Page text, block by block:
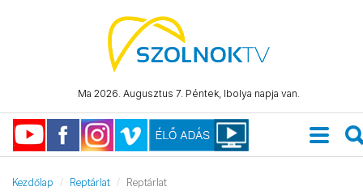
Ma 2026. Augusztus 7. Péntek, Ibolya napja van.
Kezdőlap Reptárlat Reptárlat